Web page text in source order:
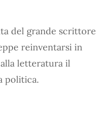
del grande scrittore
reinventarsi in
letteratura il
politica.